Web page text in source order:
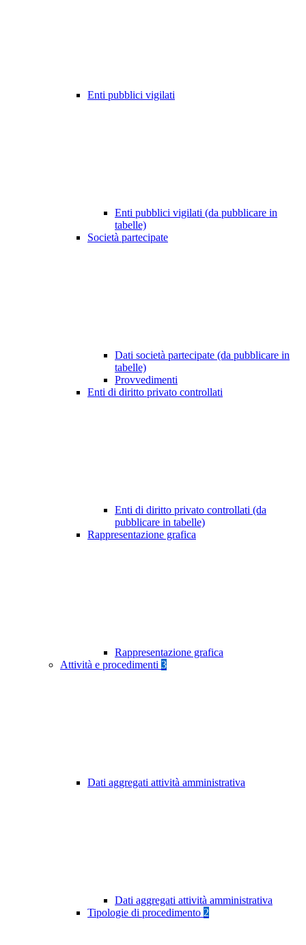
Enti pubblici vigilati
Enti pubblici vigilati (da pubblicare in
tabelle)
Società partecipate
Dati società partecipate (da pubblicare in
tabelle)
Provvedimenti
Enti di diritto privato controllati
Enti di diritto privato controllati (da
pubblicare in tabelle)
Rappresentazione grafica
Rappresentazione grafica
Attività e procedimenti 3
Dati aggregati attività amministrativa
Dati aggregati attività amministrativa
Tipologie di procedimento 2